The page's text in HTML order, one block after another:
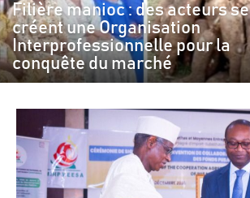
Filière manioc : des acteurs se
créent une Organisation
Interprofessionnelle pour la
conquête du marché